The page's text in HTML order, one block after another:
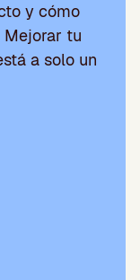
y cómo
Mejorar tu
a solo un